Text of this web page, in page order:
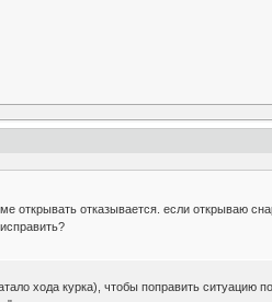
открывать отказывается. если открываю
хода курка), чтобы поправить ситуацию